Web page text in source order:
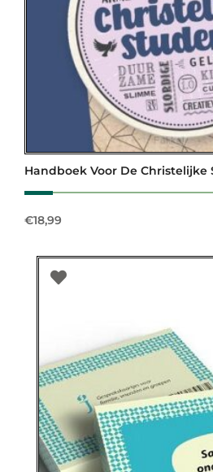
Handboek Voor De Christelijke
€18,99